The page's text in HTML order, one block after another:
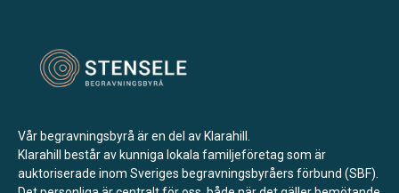
Vår begravningsbyrå är en del av Klarahill.
Klarahill består av kunniga lokala familjeföretag som är
auktoriserade inom Sveriges begravningsbyråers förbund (SBF).